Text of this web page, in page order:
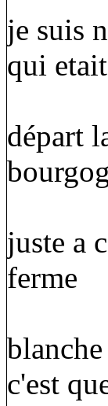
je suis
qui
départ
juste a
ferme
c'est